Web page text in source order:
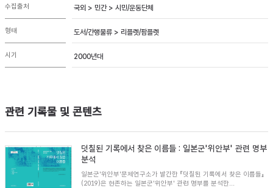
수집출처 국외 > 민간 > 시민/운동단체
형태 도서/간행물류 > 리플렛/팜플렛
시기 2000년대
관련 기록물 및 콘텐츠
덧칠된 기록에서 찾은 이름들 : 일본군'위안부' 관련 명부
분석
일본군'위안부'문제연구소가 발간한 『덧칠된 기록에서 찾은 이름들』
(2019)은 현존하는 일본군'위안부' 관련 명부를 분석한...